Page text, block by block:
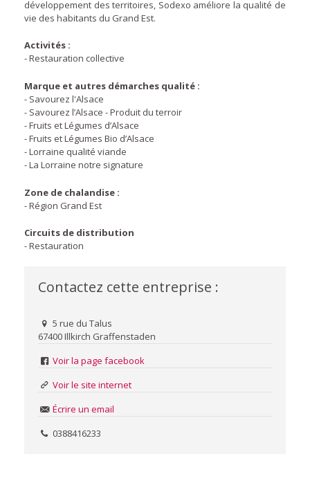
développement des territoires, Sodexo améliore la qualité de
vie des habitants du Grand Est.
Activités :
- Restauration collective
Marque et autres démarches qualité :
- Savourez l'Alsace
- Savourez l’Alsace - Produit du terroir
- Fruits et Légumes d’Alsace
- Fruits et Légumes Bio d’Alsace
- Lorraine qualité viande
- La Lorraine notre signature
Zone de chalandise :
- Région Grand Est
Circuits de distribution
- Restauration
Contactez cette entreprise :
5 rue du Talus
67400 Illkirch Graffenstaden
Voir la page facebook
Voir le site internet
Écrire un email
0388416233